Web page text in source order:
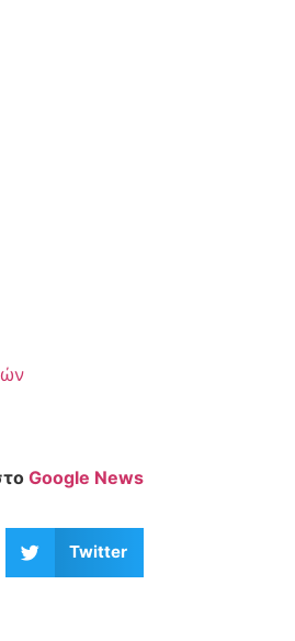
Google News
Twitter